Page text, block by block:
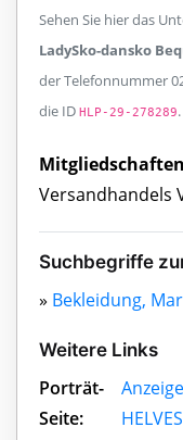
Sehen Sie hier das
LadySko-dansko
der Telefonnummer
die ID HLP-29-278289.
Versandhandels
Suchbegriffe
» Bekleidung,
Weitere Links
Porträt-
Seite: